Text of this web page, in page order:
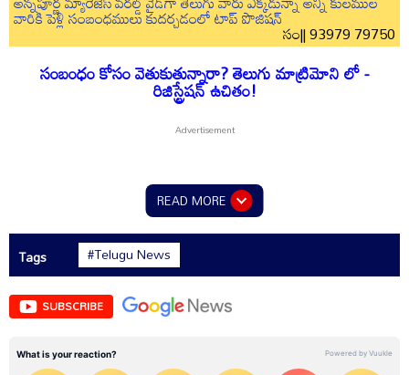
వారికి పెళ్లి సంబంధములు కుదర్చడంలో టాప్ పొజిషన్
సం|| 93979 79750
సంబంధం కోసం వెతుకుతున్నారా? తెలుగు మాట్రిమోని లో -
రిజిస్ట్రేషన్ ఉచితం!
READ MORE
Tags #Telugu News
SUBSCRIBE